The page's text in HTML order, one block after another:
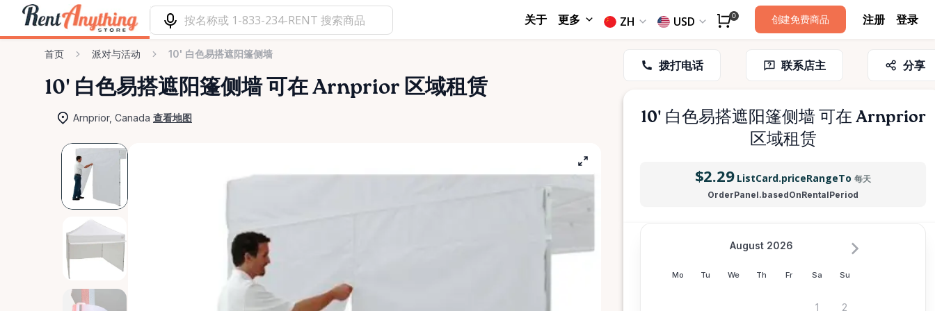
关于 更多 ZH USD 0 创建免费商品 注册 登录
首页 派对与活动 10' 白色易搭遮阳篷侧墙
10' 白色易搭遮阳篷侧墙可在 Arnprior 区域租赁
Arnprior, Canada 查看地图
拨打电话 联系店主 分享
10' 白色易搭遮阳篷侧墙可在 Arnprior
区域租赁
$2.29 ListCard.priceRangeTo 每天
OrderPanel.basedOnRentalPeriod
Mo Tu We Th Fr Sa Su
August 2026
1 2